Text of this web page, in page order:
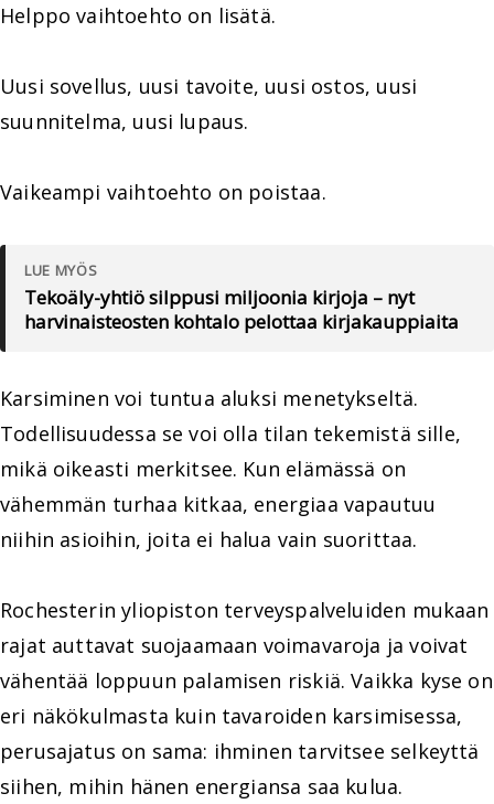
Helppo vaihtoehto on lisätä.
Uusi sovellus, uusi tavoite, uusi ostos, uusi
suunnitelma, uusi lupaus.
Vaikeampi vaihtoehto on poistaa.
LUE MYÖS
Tekoäly-yhtiö silppusi miljoonia kirjoja – nyt
harvinaisteosten kohtalo pelottaa kirjakauppiaita
Karsiminen voi tuntua aluksi menetykseltä.
Todellisuudessa se voi olla tilan tekemistä sille,
mikä oikeasti merkitsee. Kun elämässä on
vähemmän turhaa kitkaa, energiaa vapautuu
niihin asioihin, joita ei halua vain suorittaa.
Rochesterin yliopiston terveyspalveluiden mukaan
rajat auttavat suojaamaan voimavaroja ja voivat
vähentää loppuun palamisen riskiä. Vaikka kyse on
eri näkökulmasta kuin tavaroiden karsimisessa,
perusajatus on sama: ihminen tarvitsee selkeyttä
siihen, mihin hänen energiansa saa kulua.